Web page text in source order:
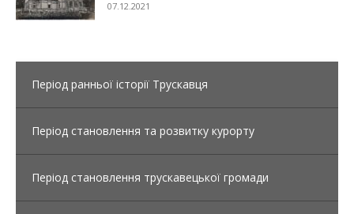
07.12.2021
Період ранньої історії Трускавця
Період становлення та розвитку курорту
Період становлення трускавецької громади